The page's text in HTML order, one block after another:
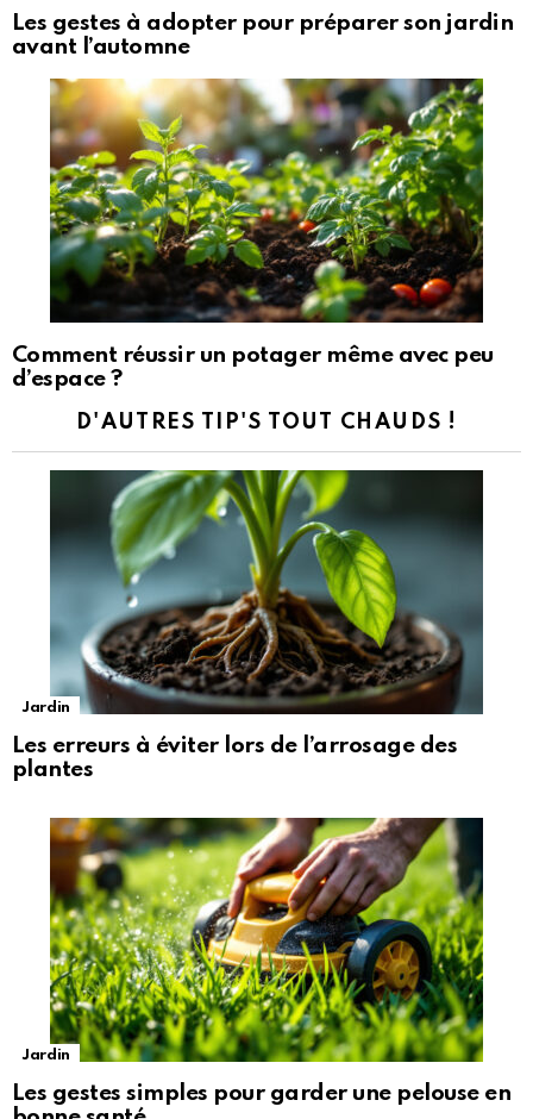
Les gestes à adopter pour préparer son jardin
avant l’automne
Comment réussir un potager même avec peu
d’espace ?
D'AUTRES TIP'S TOUT CHAUDS !
Jardin
Les erreurs à éviter lors de l’arrosage des
plantes
Jardin
Les gestes simples pour garder une pelouse en